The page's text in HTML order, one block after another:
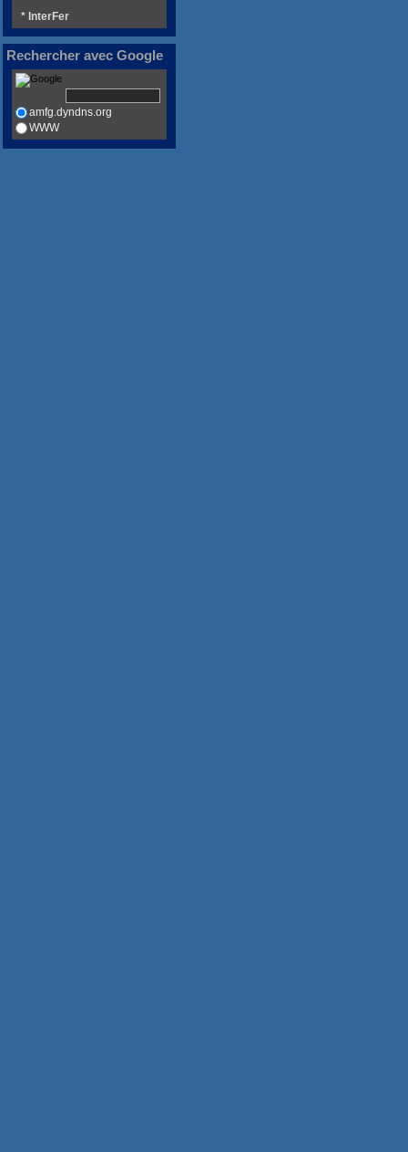
* InterFer
Rechercher avec Google
amfg.dyndns.org
WWW